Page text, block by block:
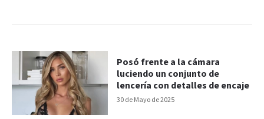
30 de Mayo de 2025
Posó frente a la cámara
luciendo un conjunto de
lencería con detalles de encaje